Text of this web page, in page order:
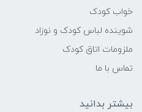
بدون قطعات کوچک
بدون مواد سمی
خواب کودک
شوینده لباس کودک و نوزاد
ملزومات اتاق کودک
تماس با ما
بیشتر بدانید